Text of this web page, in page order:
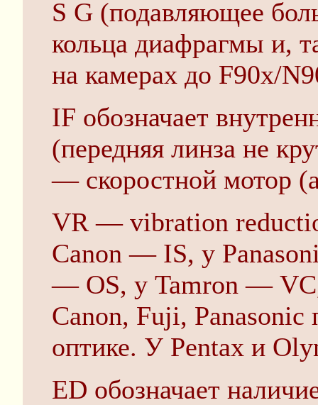
S G (подавляющее
кольца диафрагмы и,
на камерах до F90x/
IF обозначает
(передняя линза не
— скоростной мотор
VR — vibration
Canon — IS, у
— OS, у Tamron —
Canon, Fuji, Panasonic
оптике. У Pentax и
ED обозначает